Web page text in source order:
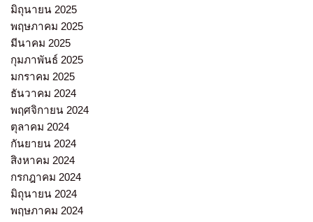
มิถุนายน 2025
พฤษภาคม 2025
มีนาคม 2025
กุมภาพันธ์ 2025
มกราคม 2025
ธันวาคม 2024
พฤศจิกายน 2024
ตุลาคม 2024
กันยายน 2024
สิงหาคม 2024
กรกฎาคม 2024
มิถุนายน 2024
พฤษภาคม 2024